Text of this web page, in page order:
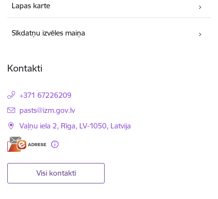
Lapas karte
Sīkdatņu izvēles maiņa
Kontakti
+371 67226209
E-pasts:
pasts@izm.gov.lv
Vaļņu iela 2, Rīga, LV-1050, Latvija
Visi kontakti